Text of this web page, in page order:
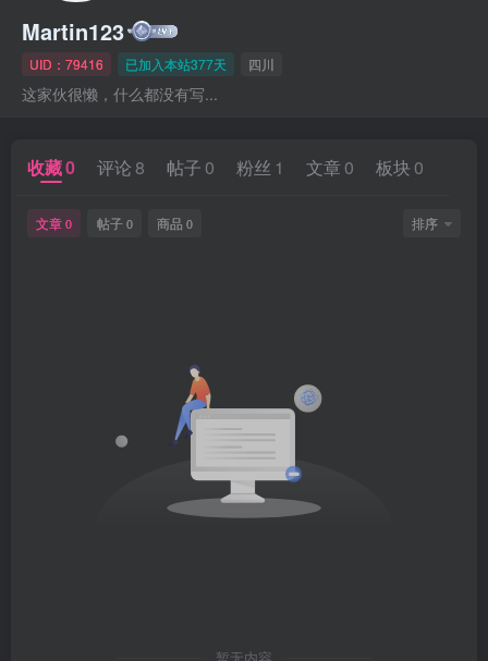
Martin123
UID：79416 已加入本站377天 四川
这家伙很懒，什么都没有写...
收藏0 评论 8 帖子 0 粉丝 1 文章 0 板块 0
文章 0 帖子 0 商品 0 排序